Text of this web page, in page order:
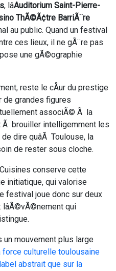
, lâAuditorium Saint-Pierre-
ThÃ©Ã¢tre BarriÃ¨re
au public. Quand un festival
ces lieux, il ne gÃ¨re pas
une gÃ©ographie
reste le cÅur du prestige
de grandes figures
associÃ© Ã la
Ã brouiller intelligemment les
dire quâÃ Toulouse, la
de rester sous cloche.
Cuisines conserve cette
initiatique, qui valorise
festival joue donc sur deux
qui
un mouvement plus large
force culturelle toulousaine
abstrait que sur la